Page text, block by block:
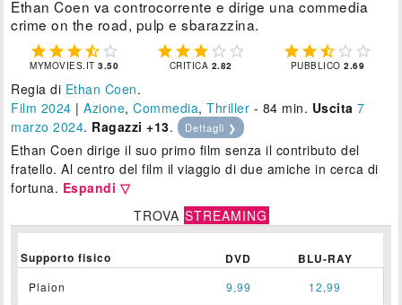
Ethan Coen va controcorrente e dirige una commedia
crime on the road, pulp e sbarazzina.
    
MYMOVIES.IT3.50
    
CRITICA 2.82
    
PUBBLICO2.69
Regia di Ethan Coen.
Film 2024 |Azione,Commedia,Thriller - 84 min. Uscita 7
marzo 2024. Ragazzi +13. Dettagli ❯
Ethan Coen dirige il suo primo film senza il contributo del
fratello. Al centro del film il viaggio di due amiche in cerca di
fortuna. Espandi ▽
TROVA STREAMING
Supporto fisico DVD BLU-RAY
Plaion 9,99 12,99